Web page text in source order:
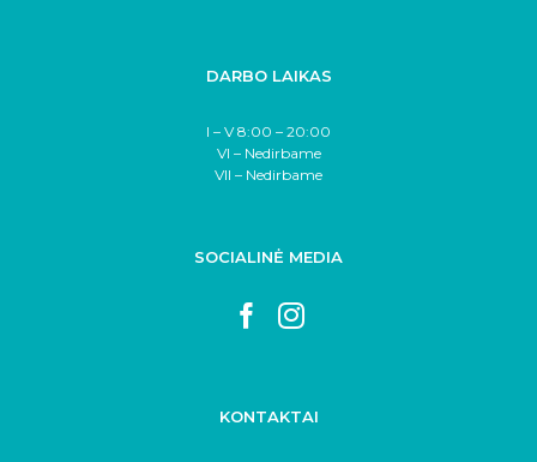
DARBO LAIKAS
I – V 8:00 – 20:00
VI – Nedirbame
VII – Nedirbame
SOCIALINĖ MEDIA
KONTAKTAI